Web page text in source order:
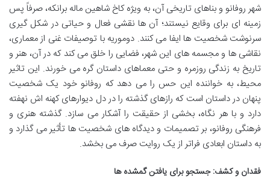
شهر روفانو و بناهای تاریخی آن، به ویژه کاخ شاهین ماله برانکه، صرفاً پس
زمینه ای برای وقایع نیستند؛ آن ها نقشی فعال و حیاتی در شکل گیری
سرنوشت شخصیت ها ایفا می کنند. دوموریه با توصیفات غنی از معماری،
نقاشی ها و مجسمه های این شهر، فضایی را خلق می کند که در آن، هنر و
تاریخ به زندگی روزمره و حتی معماهای داستان گره می خورند. این تاثیر
محیط، به خواننده این حس را می دهد که روفانو خود یک شخصیت
پنهان در داستان است که رازهای گذشته را در دل دیوارهای کهنه اش نهفته
دارد و با هر نگاه، بخشی از حقیقت را آشکار می سازد. گذشته هنری و
فرهنگی روفانو، بر تصمیمات و دیدگاه های شخصیت ها تأثیر می گذارد و
به داستان ابعادی فراتر از یک روایت صرف می بخشد.
فقدان و کشف: جستجو برای یافتن گمشده ها